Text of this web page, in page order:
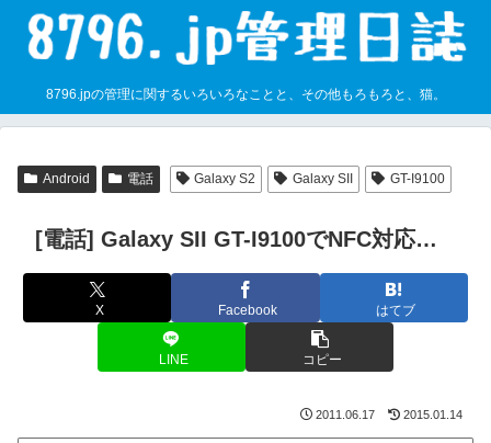
8796.jpの管理に関するいろいろなことと、その他もろもろと、猫。
Android 電話 Galaxy S2 Galaxy SII GT-I9100
[電話] Galaxy SII GT-I9100でNFC対応…
X Facebook はてブ
LINE コピー
2011.06.17 2015.01.14